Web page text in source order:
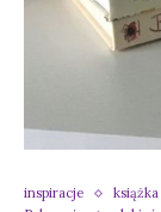
inspiracje książka